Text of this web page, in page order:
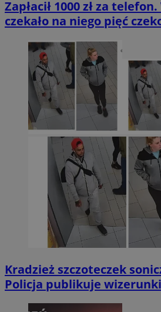
Zapłacił 1000 zł za
czekało na niego pięć
Kradzież szczoteczek
Policja publikuje